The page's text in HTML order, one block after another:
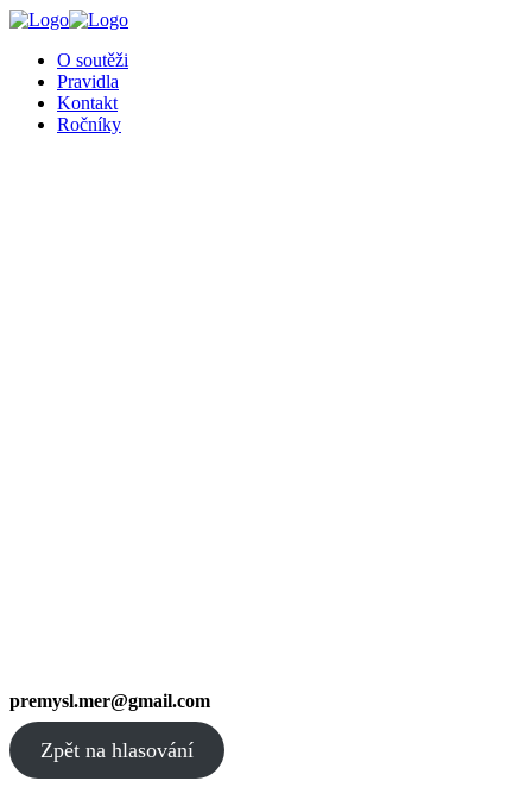
O soutěži
Pravidla
Kontakt
Ročníky
premysl.mer@gmail.com
Zpět na hlasování